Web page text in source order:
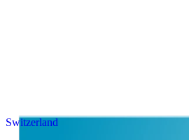
Switzerland